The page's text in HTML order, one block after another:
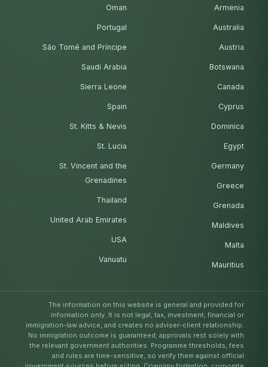
Armenia
Australia
Austria
Botswana
Canada
Cyprus
Dominica
Egypt
Germany
Greece
Grenada
Maldives
Malta
Mauritius
Oman
Portugal
São Tomé and Príncipe
Saudi Arabia
Sierra Leone
Spain
St. Kitts & Nevis
St. Lucia
St. Vincent and the
Grenadines
Thailand
United Arab Emirates
USA
Vanuatu
The information on this website is general and provided for
information only. It is not legal, tax, investment, financial or
immigration-law advice, and creates no adviser-client relationship.
No immigration outcome is guaranteed; approvals rest solely with
the relevant government authorities. Programme thresholds, fees
and rules are time-sensitive, so verify them against official